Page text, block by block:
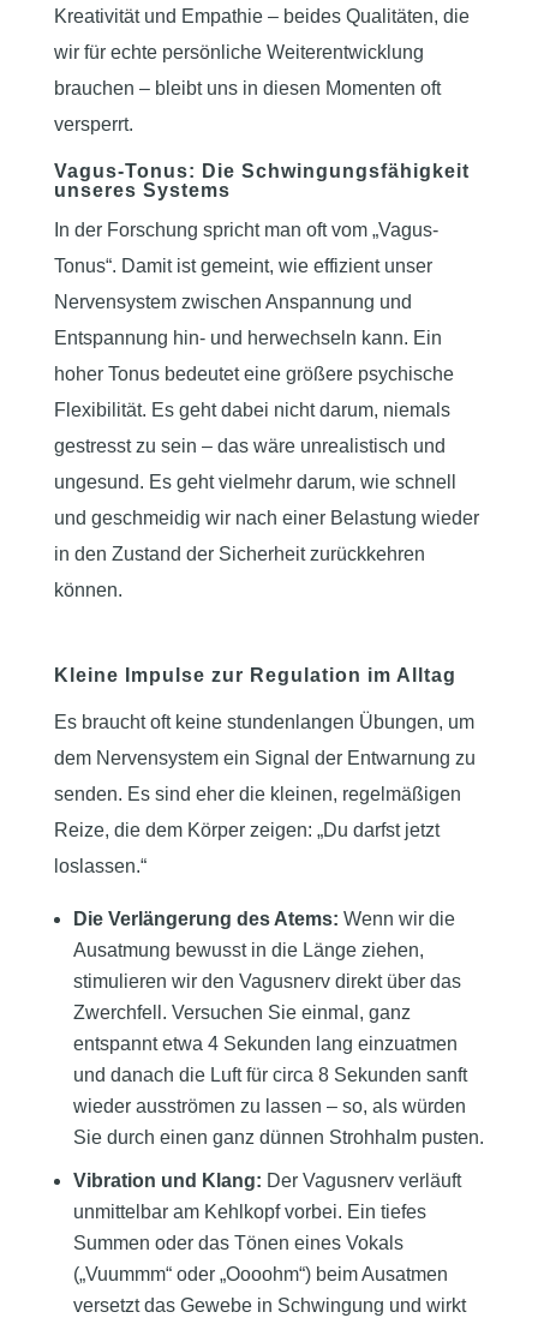
Kreativität und Empathie – beides Qualitäten, die
wir für echte persönliche Weiterentwicklung
brauchen – bleibt uns in diesen Momenten oft
versperrt.
Vagus-Tonus: Die Schwingungsfähigkeit
unseres Systems
In der Forschung spricht man oft vom „Vagus-
Tonus“. Damit ist gemeint, wie effizient unser
Nervensystem zwischen Anspannung und
Entspannung hin- und herwechseln kann. Ein
hoher Tonus bedeutet eine größere psychische
Flexibilität. Es geht dabei nicht darum, niemals
gestresst zu sein – das wäre unrealistisch und
ungesund. Es geht vielmehr darum, wie schnell
und geschmeidig wir nach einer Belastung wieder
in den Zustand der Sicherheit zurückkehren
können.
Kleine Impulse zur Regulation im Alltag
Es braucht oft keine stundenlangen Übungen, um
dem Nervensystem ein Signal der Entwarnung zu
senden. Es sind eher die kleinen, regelmäßigen
Reize, die dem Körper zeigen: „Du darfst jetzt
loslassen.“
Die Verlängerung des Atems: Wenn wir die
Ausatmung bewusst in die Länge ziehen,
stimulieren wir den Vagusnerv direkt über das
Zwerchfell. Versuchen Sie einmal, ganz
entspannt etwa 4 Sekunden lang einzuatmen
und danach die Luft für circa 8 Sekunden sanft
wieder ausströmen zu lassen – so, als würden
Sie durch einen ganz dünnen Strohhalm pusten.
Vibration und Klang: Der Vagusnerv verläuft
unmittelbar am Kehlkopf vorbei. Ein tiefes
Summen oder das Tönen eines Vokals
(„Vuummm“ oder „Oooohm“) beim Ausatmen
versetzt das Gewebe in Schwingung und wirkt